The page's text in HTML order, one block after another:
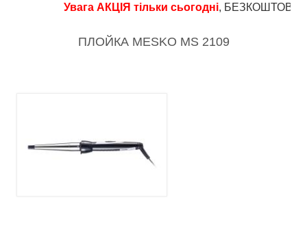
Увага АКЦІЯ тільки сьогодні, БЕЗКОШТОВНА
ПЛОЙКА MESKO MS 2109